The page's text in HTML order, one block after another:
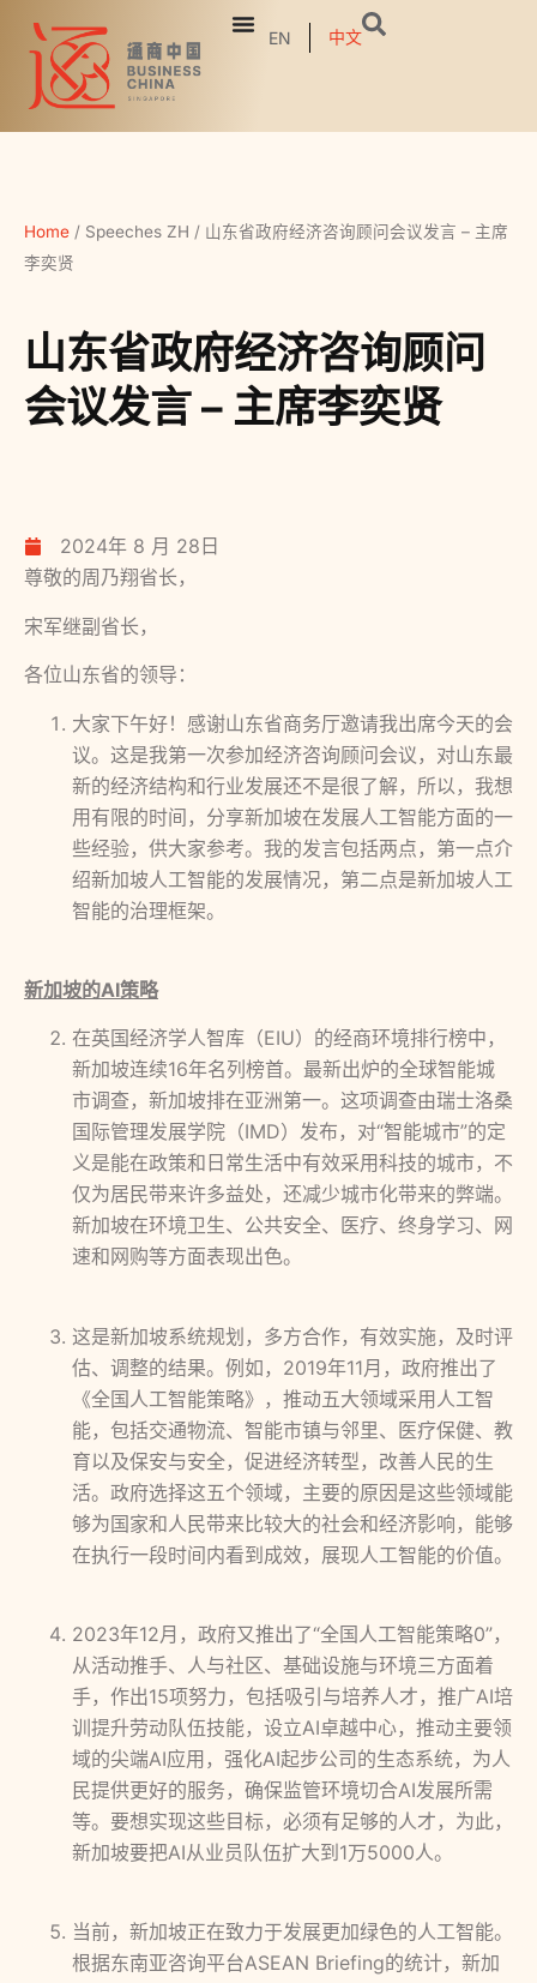
EN 中文
Home / Speeches ZH / 山东省政府经济咨询顾问会议发言 – 主席
李奕贤
山东省政府经济咨询顾问
会议发言 – 主席李奕贤
2024年 8 月 28日
尊敬的周乃翔省长，
宋军继副省长，
各位山东省的领导：
大家下午好！感谢山东省商务厅邀请我出席今天的会
议。这是我第一次参加经济咨询顾问会议，对山东最
新的经济结构和行业发展还不是很了解，所以，我想
用有限的时间，分享新加坡在发展人工智能方面的一
些经验，供大家参考。我的发言包括两点，第一点介
绍新加坡人工智能的发展情况，第二点是新加坡人工
智能的治理框架。
新加坡的AI策略
在英国经济学人智库（EIU）的经商环境排行榜中，
新加坡连续16年名列榜首。最新出炉的全球智能城
市调查，新加坡排在亚洲第一。这项调查由瑞士洛桑
国际管理发展学院（IMD）发布，对“智能城市”的定
义是能在政策和日常生活中有效采用科技的城市，不
仅为居民带来许多益处，还减少城市化带来的弊端。
新加坡在环境卫生、公共安全、医疗、终身学习、网
速和网购等方面表现出色。
这是新加坡系统规划，多方合作，有效实施，及时评
估、调整的结果。例如，2019年11月，政府推出了
《全国人工智能策略》，推动五大领域采用人工智
能，包括交通物流、智能市镇与邻里、医疗保健、教
育以及保安与安全，促进经济转型，改善人民的生
活。政府选择这五个领域，主要的原因是这些领域能
够为国家和人民带来比较大的社会和经济影响，能够
在执行一段时间内看到成效，展现人工智能的价值。
2023年12月，政府又推出了“全国人工智能策略0”，
从活动推手、人与社区、基础设施与环境三方面着
手，作出15项努力，包括吸引与培养人才，推广AI培
训提升劳动队伍技能，设立AI卓越中心，推动主要领
域的尖端AI应用，强化AI起步公司的生态系统，为人
民提供更好的服务，确保监管环境切合AI发展所需
等。要想实现这些目标，必须有足够的人才，为此，
新加坡要把AI从业员队伍扩大到1万5000人。
当前，新加坡正在致力于发展更加绿色的人工智能。
根据东南亚咨询平台ASEAN Briefing的统计，新加